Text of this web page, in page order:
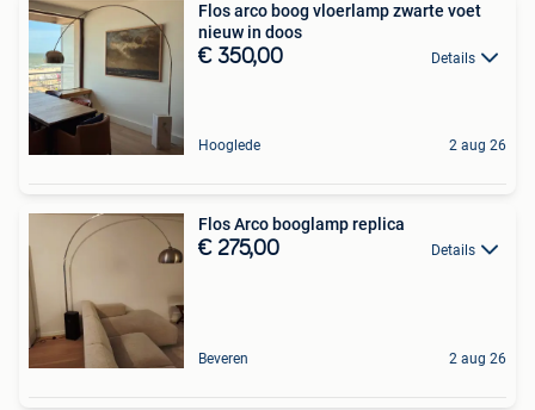
Flos arco boog vloerlamp zwarte voet
nieuw in doos
€ 350,00 Details
Hooglede 2 aug 26
Flos Arco booglamp replica
€ 275,00 Details
Beveren 2 aug 26